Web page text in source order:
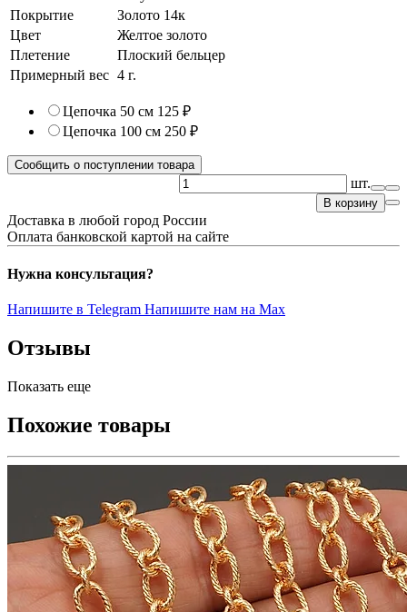
Покрытие
Золото 14к
Цвет
Желтое золото
Плетение
Плоский бельцер
Примерный вес 4 г.
Цепочка 50 см 125 ₽
Цепочка 100 см 250 ₽
Сообщить о поступлении товара
шт.
В корзину
Доставка в любой город России
Оплата банковской картой на сайте
Нужна консультация?
Напишите в Telegram Напишите нам на Max
Отзывы
Показать еще
Похожие товары